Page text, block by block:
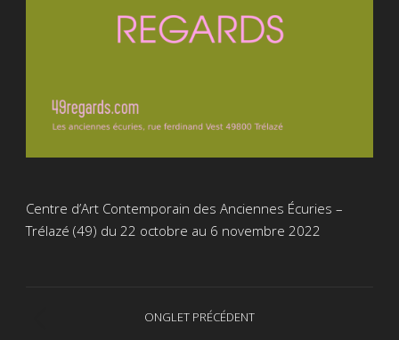
Centre d’Art Contemporain des Anciennes Écuries –
Trélazé (49) du 22 octobre au 6 novembre 2022
NavigationONGLET PRÉCÉDENT